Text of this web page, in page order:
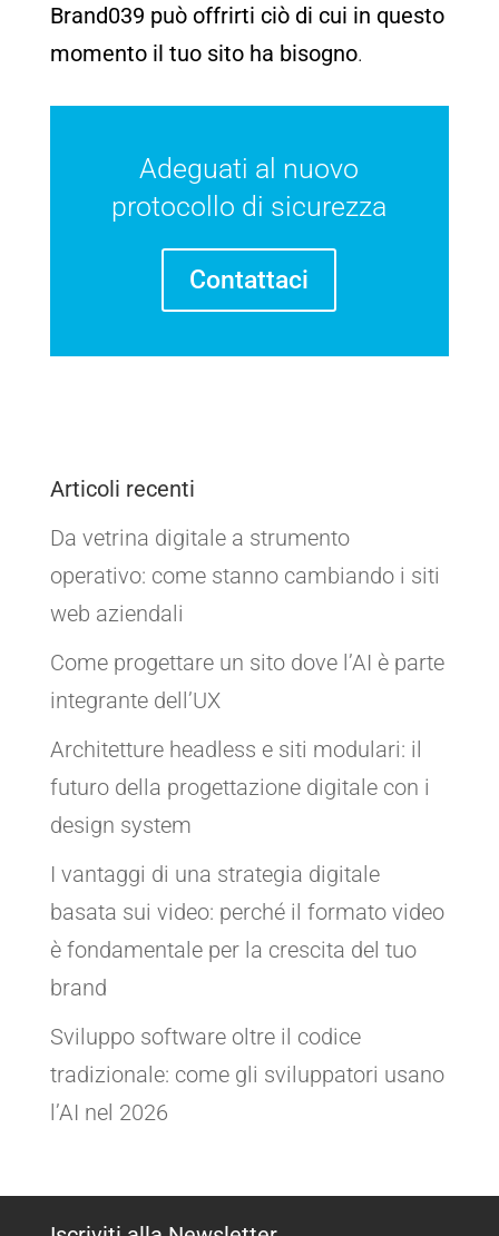
Brand039 può offrirti ciò di cui in questo
momento il tuo sito ha bisogno.
Adeguati al nuovo
protocollo di sicurezza
Contattaci
Articoli recenti
Da vetrina digitale a strumento
operativo: come stanno cambiando i siti
web aziendali
Come progettare un sito dove l’AI è parte
integrante dell’UX
Architetture headless e siti modulari: il
futuro della progettazione digitale con i
design system
I vantaggi di una strategia digitale
basata sui video: perché il formato video
è fondamentale per la crescita del tuo
brand
Sviluppo software oltre il codice
tradizionale: come gli sviluppatori usano
l’AI nel 2026